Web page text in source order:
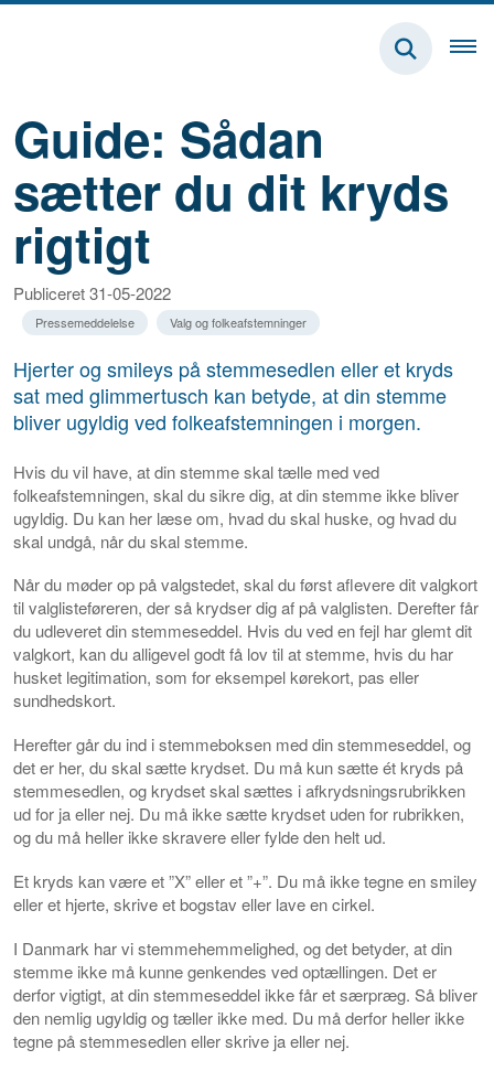
Guide: Sådan
sætter du dit kryds
rigtigt
Publiceret 31-05-2022
Pressemeddelelse Valg og folkeafstemninger
Hjerter og smileys på stemmesedlen eller et kryds
sat med glimmertusch kan betyde, at din stemme
bliver ugyldig ved folkeafstemningen i morgen.
Hvis du vil have, at din stemme skal tælle med ved
folkeafstemningen, skal du sikre dig, at din stemme ikke bliver
ugyldig. Du kan her læse om, hvad du skal huske, og hvad du
skal undgå, når du skal stemme.
Når du møder op på valgstedet, skal du først aflevere dit valgkort
til valglisteføreren, der så krydser dig af på valglisten. Derefter får
du udleveret din stemmeseddel. Hvis du ved en fejl har glemt dit
valgkort, kan du alligevel godt få lov til at stemme, hvis du har
husket legitimation, som for eksempel kørekort, pas eller
sundhedskort.
Herefter går du ind i stemmeboksen med din stemmeseddel, og
det er her, du skal sætte krydset. Du må kun sætte ét kryds på
stemmesedlen, og krydset skal sættes i afkrydsningsrubrikken
ud for ja eller nej. Du må ikke sætte krydset uden for rubrikken,
og du må heller ikke skravere eller fylde den helt ud.
Et kryds kan være et ”X” eller et ”+”. Du må ikke tegne en smiley
eller et hjerte, skrive et bogstav eller lave en cirkel.
I Danmark har vi stemmehemmelighed, og det betyder, at din
stemme ikke må kunne genkendes ved optællingen. Det er
derfor vigtigt, at din stemmeseddel ikke får et særpræg. Så bliver
den nemlig ugyldig og tæller ikke med. Du må derfor heller ikke
tegne på stemmesedlen eller skrive ja eller nej.